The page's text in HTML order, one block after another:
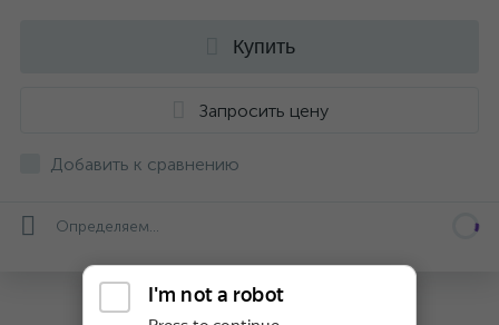
Купить
Запросить цену
Добавить к сравнению
Определяем...